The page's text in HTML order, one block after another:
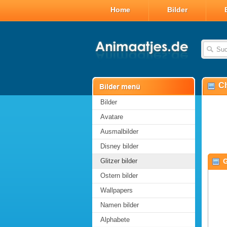
Home Bilder
Bilder
Avatare
Ausmalbilder
Disney bilder
Glitzer bilder
Ostern bilder
Wallpapers
Namen bilder
Alphabete